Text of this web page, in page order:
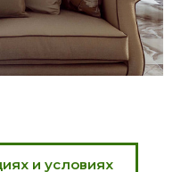
и условиях